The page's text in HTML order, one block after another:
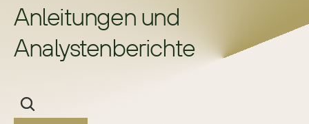
Anleitungen und
Analystenberichte